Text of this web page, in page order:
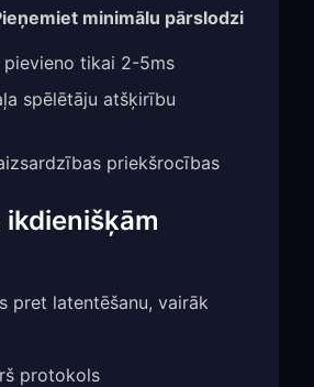
minimālu pārslodzi
pievieno tikai 2-5ms
spēlētāju atšķirību
priekšrocības
ikdienišķām
pret latentēšanu, vairāk
protokols